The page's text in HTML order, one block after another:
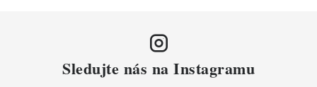
Sledujte nás na Instagramu